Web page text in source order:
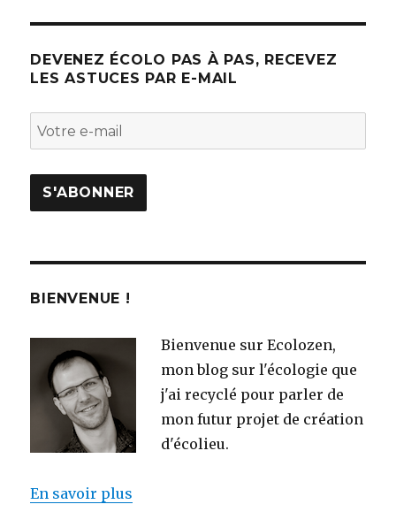
DEVENEZ ÉCOLO PAS À PAS, RECEVEZ
LES ASTUCES PAR E-MAIL
BIENVENUE !
Bienvenue sur Ecolozen,
mon blog sur l'écologie que
j'ai recyclé pour parler de
mon futur projet de création
d'écolieu.
En savoir plus